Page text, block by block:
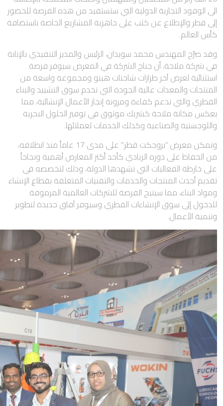
الى الوفود التجارية الدولية التي ستستفيد من هذه الفرصة للحضور
إلى قطر والإطلاع عن كثب على جاهزية المشاريع الخاصة باستضافة
كأس العالم.
وقد صرّح المهندس محمد سويدان، الرئيس والمدير التنفيذي بالإنابة
في شركة ملاحة، أن جناح الشركة في المعرض سيوفر فرصة
استثنائية لعرض آخر طرازات شاحنات هينو ومجموعة واسعة من
المنتجات والمعدات عالية الجودة التي تخدم سوق التشييد والبناء
القطري والتي تدعم كفاءة ومرونة إنجاز الأعمال الإنشائية، مما
يعكس مكانة ملاحة كشريك موثوق في توفير الحلول البحرية
واللوجستية والصناعية وكذلك الخدمات لعملائها.
وتمكن معرض “بروجكت قطر” على مدى 17 عاماً منذ انطلاقه،
من الحفاظ على دوره الريادي كأحد أكثر المعارض أهمية ونجاحاً
على خارطة الفعاليات التي تشهدها الدولة، وذلك لتخصصه في
تقديم أحدث المنتجات والخدمات والتقنيات المتعلقة بقطاع الإنشاء
ومواد البناء، مما سيتيح الفرصة للشركات العالمية المرموقة
للدخول إلى سوق الإنشاءات القطري وسيوفر آفاق جديدة لتطوير
وتنمية الأعمال.